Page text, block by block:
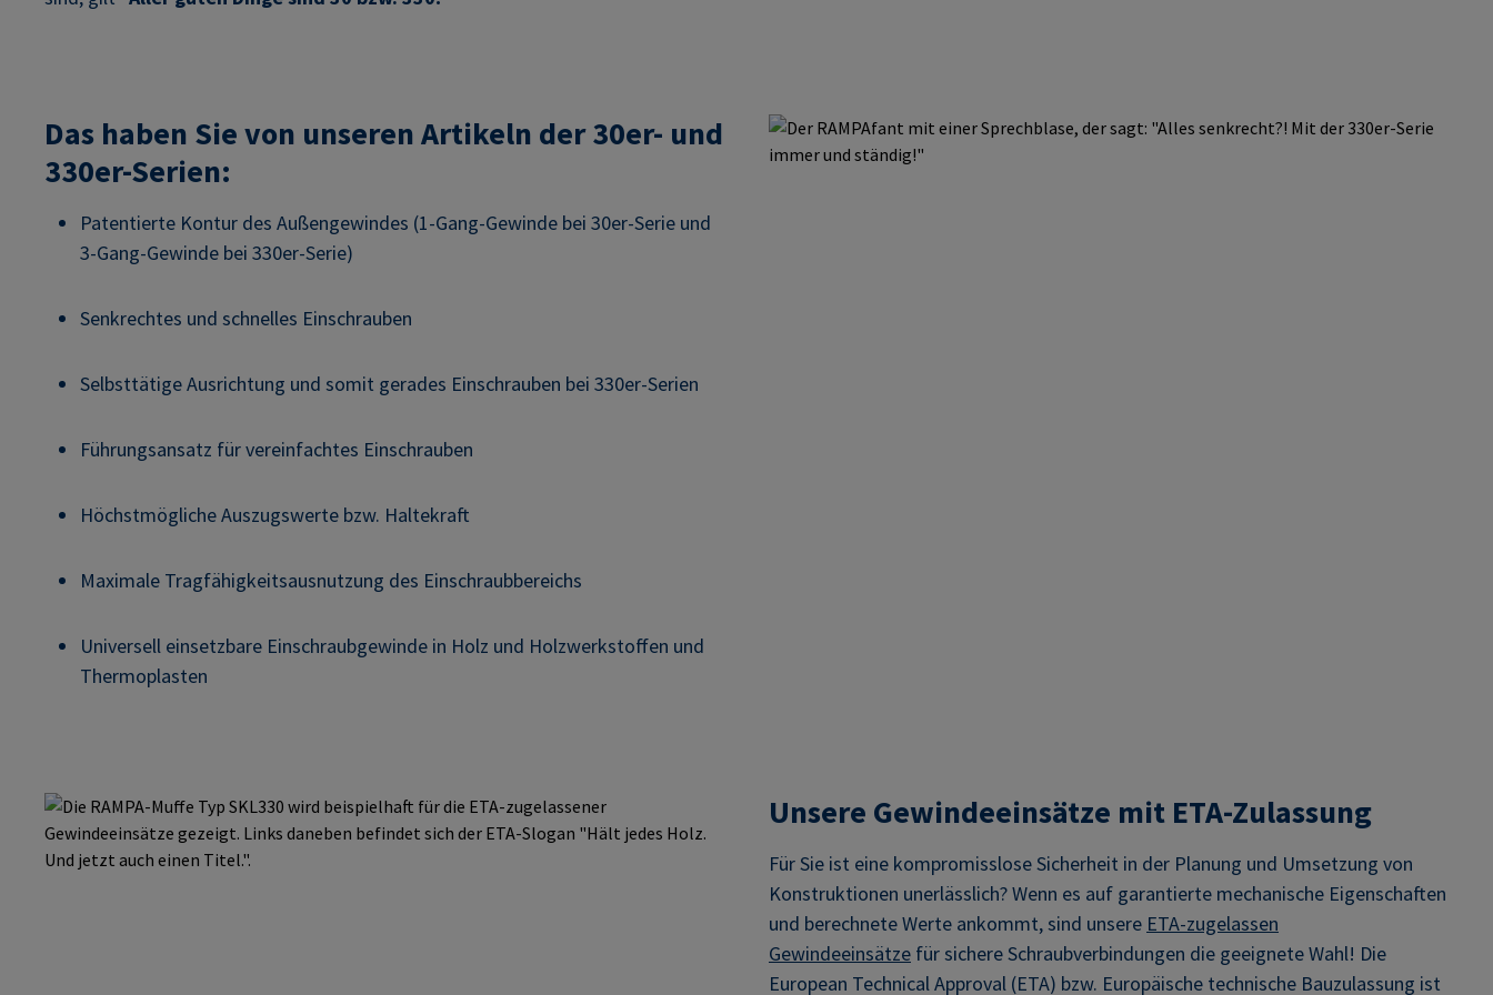
Das haben Sie von unseren Artikeln der 30er- und
330er-Serien:
Patentierte Kontur des Außengewindes (1-Gang-Gewinde bei 30er-Serie und
3-Gang-Gewinde bei 330er-Serie)
Senkrechtes und schnelles Einschrauben
Selbsttätige Ausrichtung und somit gerades Einschrauben bei 330er-Serien
Führungsansatz für vereinfachtes Einschrauben
Höchstmögliche Auszugswerte bzw. Haltekraft
Maximale Tragfähigkeitsausnutzung des Einschraubbereichs
Universell einsetzbare Einschraubgewinde in Holz und Holzwerkstoffen und
Thermoplasten
Unsere Gewindeeinsätze mit ETA-Zulassung
Für Sie ist eine kompromisslose Sicherheit in der Planung und Umsetzung von
Konstruktionen unerlässlich? Wenn es auf garantierte mechanische Eigenschaften
und berechnete Werte ankommt, sind unsere ETA-zugelassen
Gewindeeinsätze für sichere Schraubverbindungen die geeignete Wahl! Die
European Technical Approval (ETA) bzw. Europäische technische Bauzulassung ist